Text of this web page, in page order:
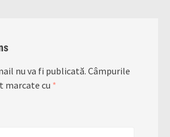
nu va fi publicată. Câmpurile
marcate cu *